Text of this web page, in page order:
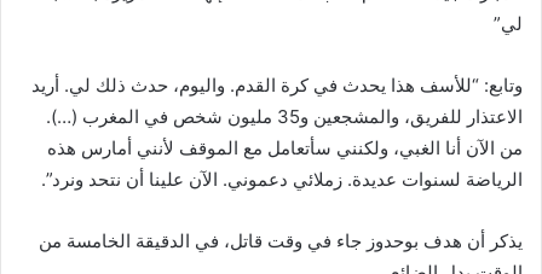
لي”
وتابع: “للأسف هذا يحدث في كرة القدم. واليوم، حدث ذلك لي. أريد
الاعتذار للفريق، والمشجعين و35 مليون شخص في المغرب (…).
من الآن أنا الغبي، ولكنني سأتعامل مع الموقف لأنني أمارس هذه
الرياضة لسنوات عديدة. زملائي دعموني. الآن علينا أن نتحد ونرد”.
يذكر أن هدف بوحدوز جاء في وقت قاتل، في الدقيقة الخامسة من